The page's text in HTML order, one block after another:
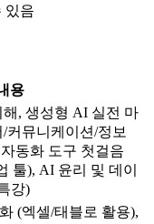
있음
용
, 생성형 AI 실전 마
커뮤니케이션/정보
동화 도구 첫걸음
툴), AI 윤리 및 데이
강)
(엑셀/태블로 활용),